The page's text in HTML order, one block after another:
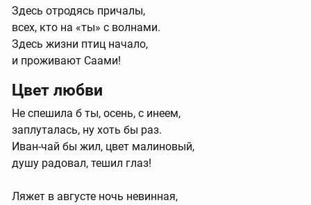
Здесь отродясь причалы,
всех, кто на «ты» с волнами.
Здесь жизни птиц начало,
и проживают Саами!
Цвет любви
Не спешила б ты, осень, с инеем,
заплуталась, ну хоть бы раз.
Иван-чай бы жил, цвет малиновый,
душу радовал, тешил глаз!
Ляжет в августе ночь невинная,